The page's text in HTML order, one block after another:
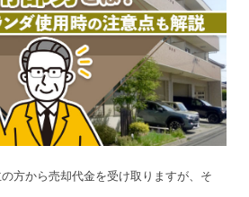
方から売却代金を受け取りますが、そ